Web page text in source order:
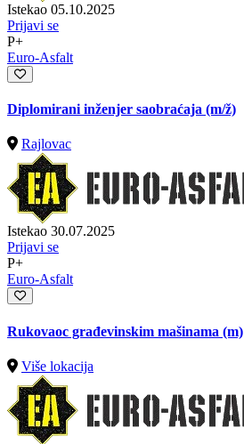
Istekao 05.10.2025
Prijavi se
P+
Euro-Asfalt
Diplomirani inženjer saobraćaja (m/ž)
Rajlovac
Istekao 30.07.2025
Prijavi se
P+
Euro-Asfalt
Rukovaoc građevinskim mašinama (m)
Više lokacija